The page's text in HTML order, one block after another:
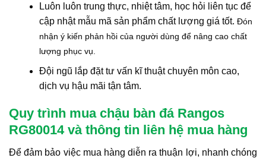
Luôn luôn trung thực, nhiệt tâm, học hỏi liên tục để
cập nhật mẫu mã sản phẩm chất lượng giá tốt. Đón
nhận ý kiến phản hồi của người dùng để nâng cao chất
lượng phục vụ.
Đội ngũ lắp đặt tư vấn kĩ thuật chuyên môn cao,
dịch vụ hậu mãi tận tâm.
Quy trình mua chậu bàn đá Rangos
RG80014 và thông tin liên hệ mua hàng
Để đảm bảo việc mua hàng diễn ra thuận lợi, nhanh chóng